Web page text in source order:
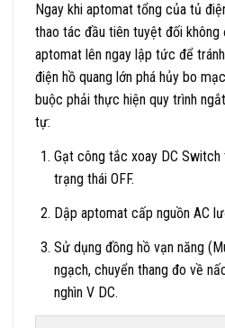
Ngay khi aptomat tổng của tủ
thao tác đầu tiên tuyệt đối
aptomat lên ngay lập tức để
điện hồ quang lớn phá hủy bo
buộc phải thực hiện quy trình
tự:
Gạt công tắc xoay DC
trạng thái OFF.
Dập aptomat cấp nguồn AC
Sử dụng đồng hồ vạn năng
ngạch, chuyển thang đo về
nghìn V DC.